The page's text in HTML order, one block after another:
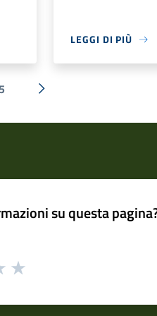
LEGGI DI PIÙ
5
Successiva »
su questa